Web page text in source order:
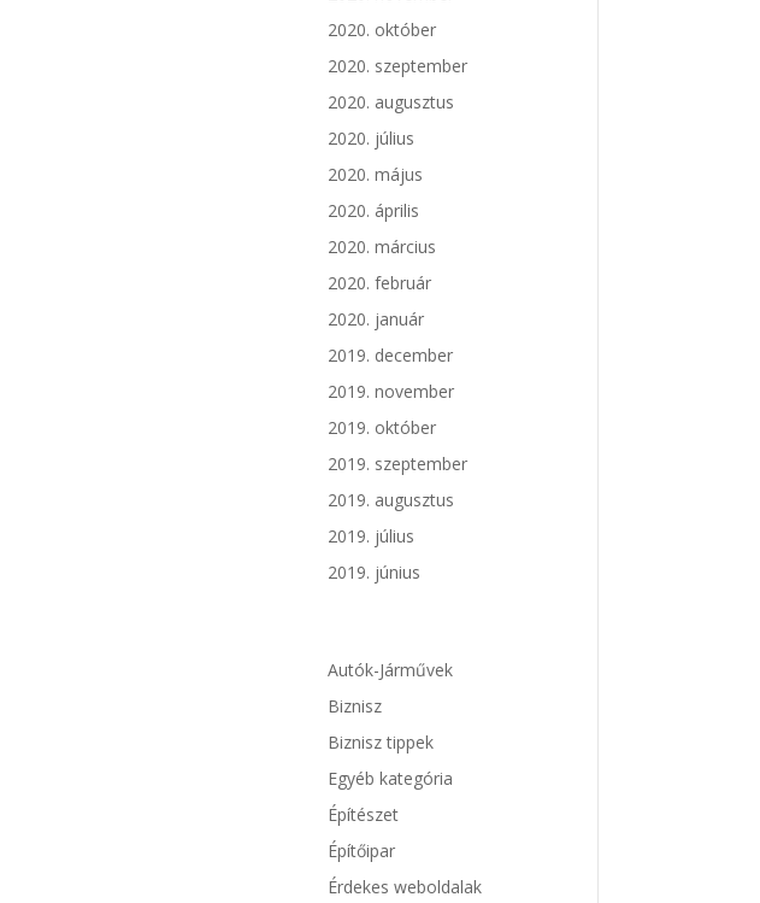
2020. október
2020. szeptember
2020. augusztus
2020. július
2020. május
2020. április
2020. március
2020. február
2020. január
2019. december
2019. november
2019. október
2019. szeptember
2019. augusztus
2019. július
2019. június
Autók-Járművek
Biznisz
Biznisz tippek
Egyéb kategória
Építészet
Építőipar
Érdekes weboldalak